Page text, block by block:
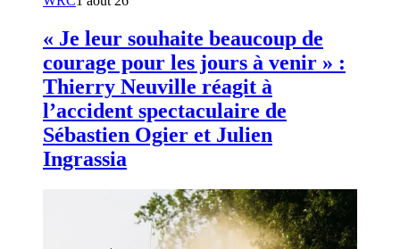
« Je leur souhaite beaucoup de
courage pour les jours à venir » :
Thierry Neuville réagit à
l’accident spectaculaire de
Sébastien Ogier et Julien
Ingrassia